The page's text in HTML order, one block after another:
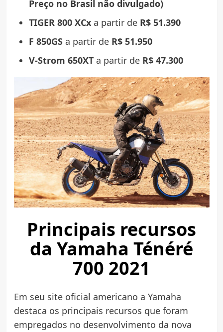
Preço no Brasil não divulgado)
TIGER 800 XCxa partir de R$ 51.390
F 850GSa partir de R$ 51.950
V-Strom 650XTa partir de R$ 47.300
Principais recursos
da Yamaha Ténéré
700 2021
Em seu site oficial americano a Yamaha
destaca os principais recursos que foram
empregados no desenvolvimento da nova